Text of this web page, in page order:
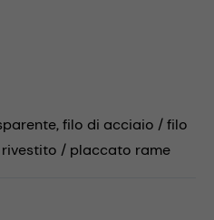
filo di acciaio / filo
/ placcato rame